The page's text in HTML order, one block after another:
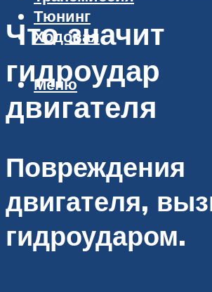
Тюнинг
Ходовая
Меню
Что значит
гидроудар
двигателя
Повреждения
двигателя,
гидроударом.